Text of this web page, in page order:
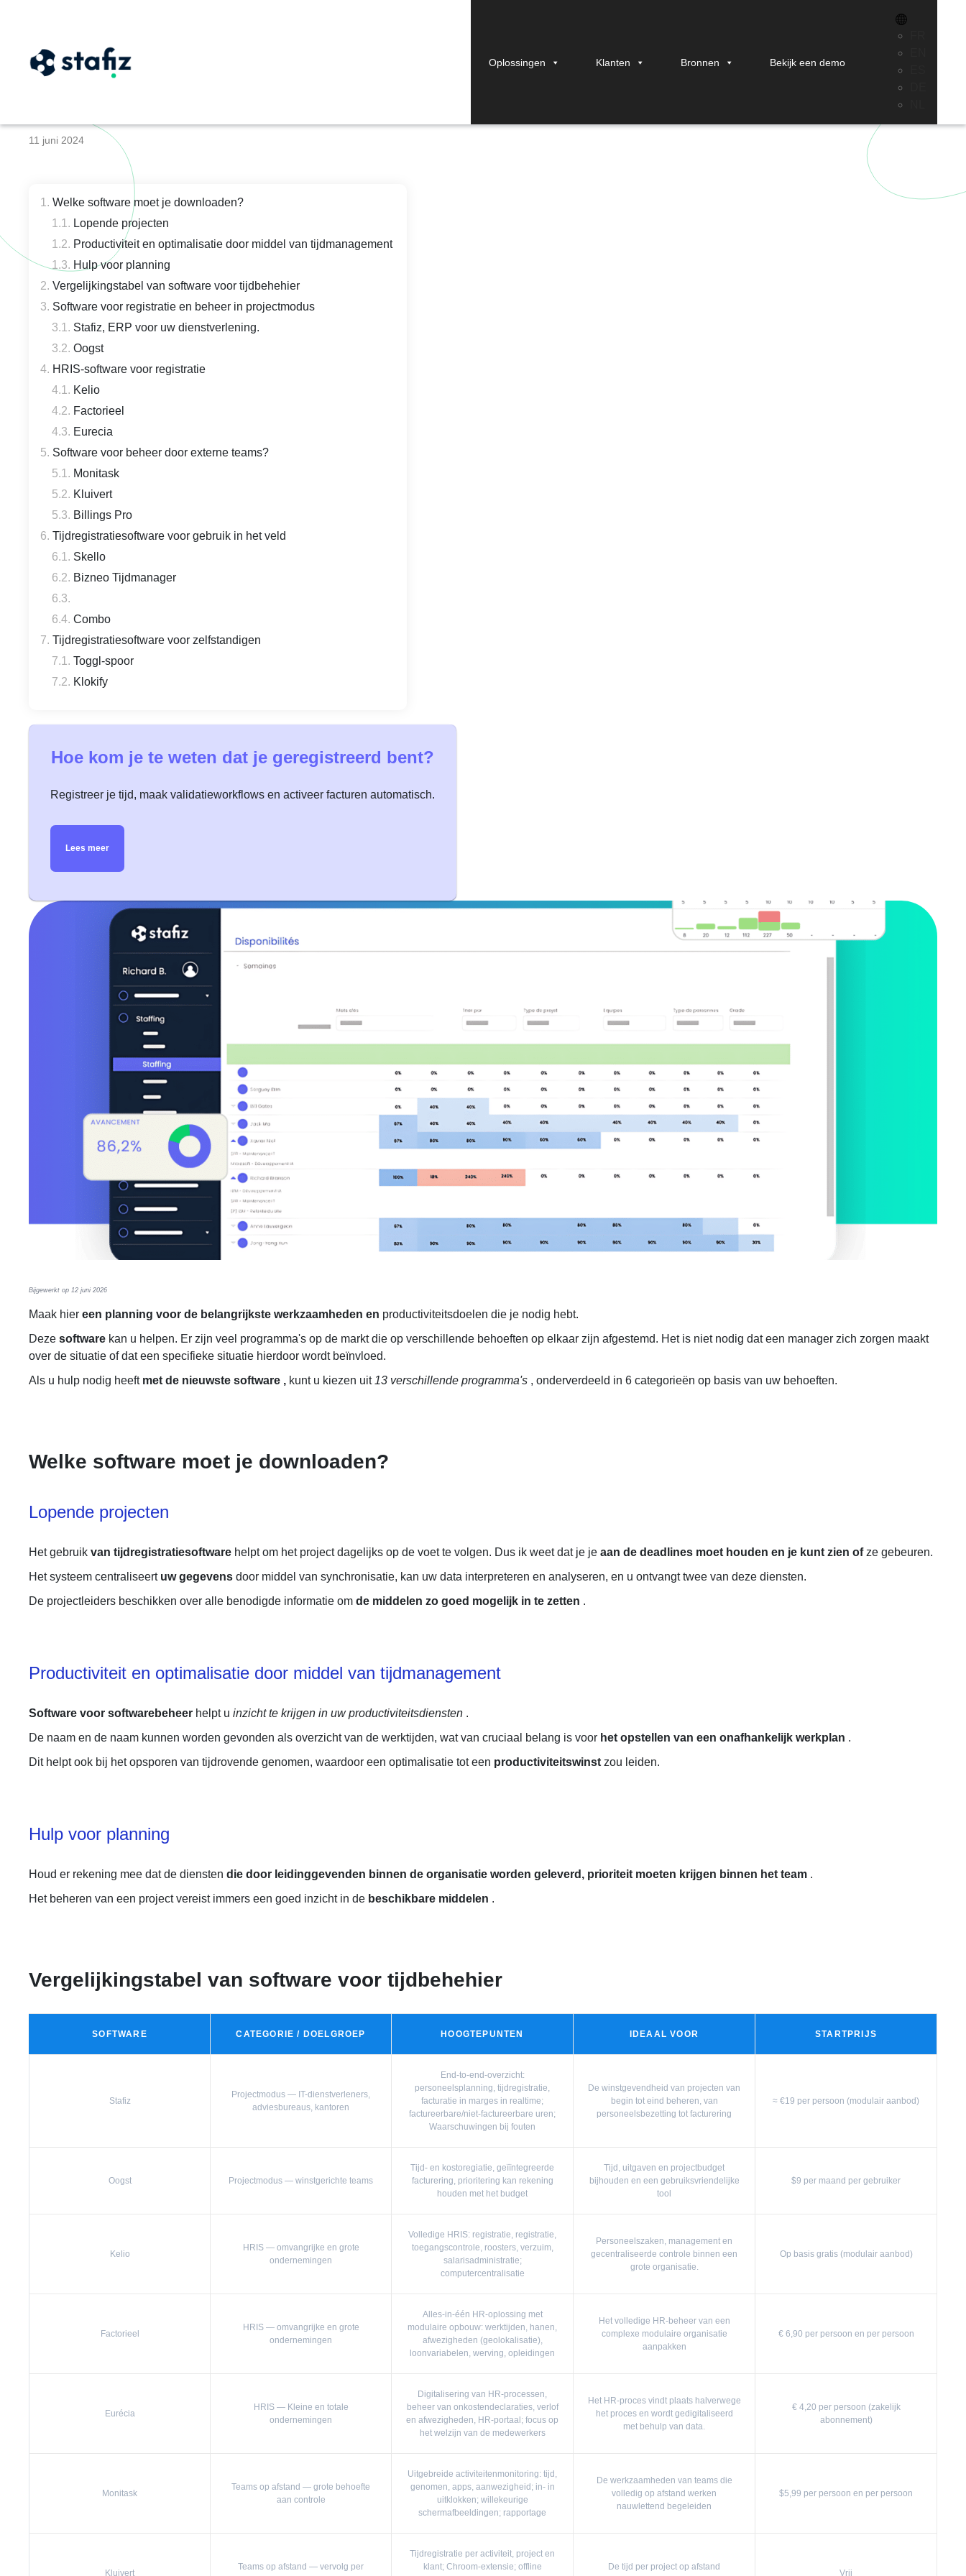
Oplossingen Klanten Bronnen Bekijk een demo
11 juni 2024
Welke software moet je downloaden?
Lopende projecten
Productiviteit en optimalisatie door middel van tijdmanagement
Hulp voor planning
Vergelijkingstabel van software voor tijdbehehier
Software voor registratie en beheer in projectmodus
Stafiz, ERP voor uw dienstverlening.
Oogst
HRIS-software voor registratie
Kelio
Factorieel
Eurecia
Software voor beheer door externe teams?
Monitask
Kluivert
Billings Pro
Tijdregistratiesoftware voor gebruik in het veld
Skello
Bizneo Tijdmanager
Combo
Tijdregistratiesoftware voor zelfstandigen
Toggl-spoor
Klokify
Hoe kom je te weten dat je geregistreerd bent?
Registreer je tijd, maak validatieworkflows en activeer facturen automatisch.
Lees meer
Bijgewerkt op 12 juni 2026
Maak hier een planning voor de belangrijkste werkzaamheden en productiviteitsdoelen die je nodig hebt.
Deze software kan u helpen. Er zijn veel programma's op de markt die op verschillende behoeften op elkaar zijn afgestemd. Het is niet nodig dat een manager zich zorgen maakt
over de situatie of dat een specifieke situatie hierdoor wordt beïnvloed.
Als u hulp nodig heeft met de nieuwste software , kunt u kiezen uit 13 verschillende programma's , onderverdeeld in 6 categorieën op basis van uw behoeften.
Welke software moet je downloaden?
Lopende projecten
Het gebruik van tijdregistratiesoftware helpt om het project dagelijks op de voet te volgen. Dus ik weet dat je je aan de deadlines moet houden en je kunt zien ofze gebeuren.
Het systeem centraliseert uw gegevens door middel van synchronisatie, kan uw data interpreteren en analyseren, en u ontvangt twee van deze diensten.
De projectleiders beschikken over alle benodigde informatie om de middelen zo goed mogelijk in te zetten .
Productiviteit en optimalisatie door middel van tijdmanagement
Software voor softwarebeheer helpt u inzicht te krijgen in uw productiviteitsdiensten .
De naam en de naam kunnen worden gevonden als overzicht van de werktijden, wat van cruciaal belang is voor het opstellen van een onafhankelijk werkplan .
Dit helpt ook bij het opsporen van tijdrovende genomen, waardoor een optimalisatie tot een productiviteitswinst zou leiden.
Hulp voor planning
Houd er rekening mee dat de diensten die door leidinggevenden binnen de organisatie worden geleverd, prioriteit moeten krijgen binnen het team .
Het beheren van een project vereist immers een goed inzicht in de beschikbare middelen .
Vergelijkingstabel van software voor tijdbehehier
SOFTWARE CATEGORIE / DOELGROEP HOOGTEPUNTEN IDEAAL VOOR STARTPRIJS
Stafiz
Projectmodus — IT-dienstverleners,
adviesbureaus, kantoren
End-to-end-overzicht:
personeelsplanning, tijdregistratie,
facturatie in marges in realtime;
factureerbare/niet-factureerbare uren;
Waarschuwingen bij fouten
De winstgevendheid van projecten van
begin tot eind beheren, van
personeelsbezetting tot facturering
≈ €19 per persoon (modulair aanbod)
Oogst Projectmodus — winstgerichte teams
Tijd- en kostoregiatie, geïïntegreerde
facturering, prioritering kan rekening
houden met het budget
Tijd, uitgaven en projectbudget
bijhouden en een gebruiksvriendelijke
tool
$9 per maand per gebruiker
Kelio
HRIS — omvangrijke en grote
ondernemingen
Volledige HRIS: registratie, registratie,
toegangscontrole, roosters, verzuim,
salarisadministratie;
computercentralisatie
Personeelszaken, management en
gecentraliseerde controle binnen een
grote organisatie.
Op basis gratis (modulair aanbod)
Factorieel
HRIS — omvangrijke en grote
ondernemingen
Alles-in-één HR-oplossing met
modulaire opbouw: werktijden, hanen,
afwezigheden (geolokalisatie),
loonvariabelen, werving, opleidingen
Het volledige HR-beheer van een
complexe modulaire organisatie
aanpakken
€ 6,90 per persoon en per persoon
Eurécia
HRIS — Kleine en totale
ondernemingen
Digitalisering van HR-processen,
beheer van onkostendeclaraties, verlof
en afwezigheden, HR-portaal; focus op
het welzijn van de medewerkers
Het HR-proces vindt plaats halverwege
het proces en wordt gedigitaliseerd
met behulp van data.
€ 4,20 per persoon (zakelijk
abonnement)
Monitask
Teams op afstand — grote behoefte
aan controle
Uitgebreide activiteitenmonitoring: tijd,
genomen, apps, aanwezigheid; in- in
uitklokken; willekeurige
schermafbeeldingen; rapportage
De werkzaamheden van teams die
volledig op afstand werken
nauwlettend begeleiden
$5,99 per persoon en per persoon
Kluivert
Teams op afstand — vervolg per
Tijdregistratie per activiteit, project en
klant; Chroom-extensie; offline
De tijd per project op afstand
Vrij